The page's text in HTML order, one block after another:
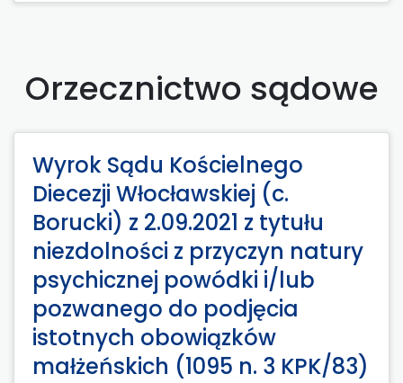
Orzecznictwo sądowe
Wyrok Sądu Kościelnego
Diecezji Włocławskiej (c.
Borucki) z 2.09.2021 z tytułu
niezdolności z przyczyn natury
psychicznej powódki i/lub
pozwanego do podjęcia
istotnych obowiązków
małżeńskich (1095 n. 3 KPK/83)